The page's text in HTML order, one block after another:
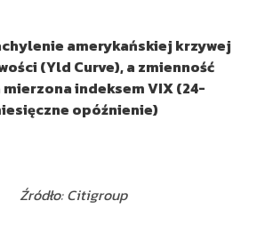
amerykańskiej krzywej
(Yld Curve), a zmienność
mierzona indeksem VIX (24-
opóźnienie)
Źródło: Citigroup